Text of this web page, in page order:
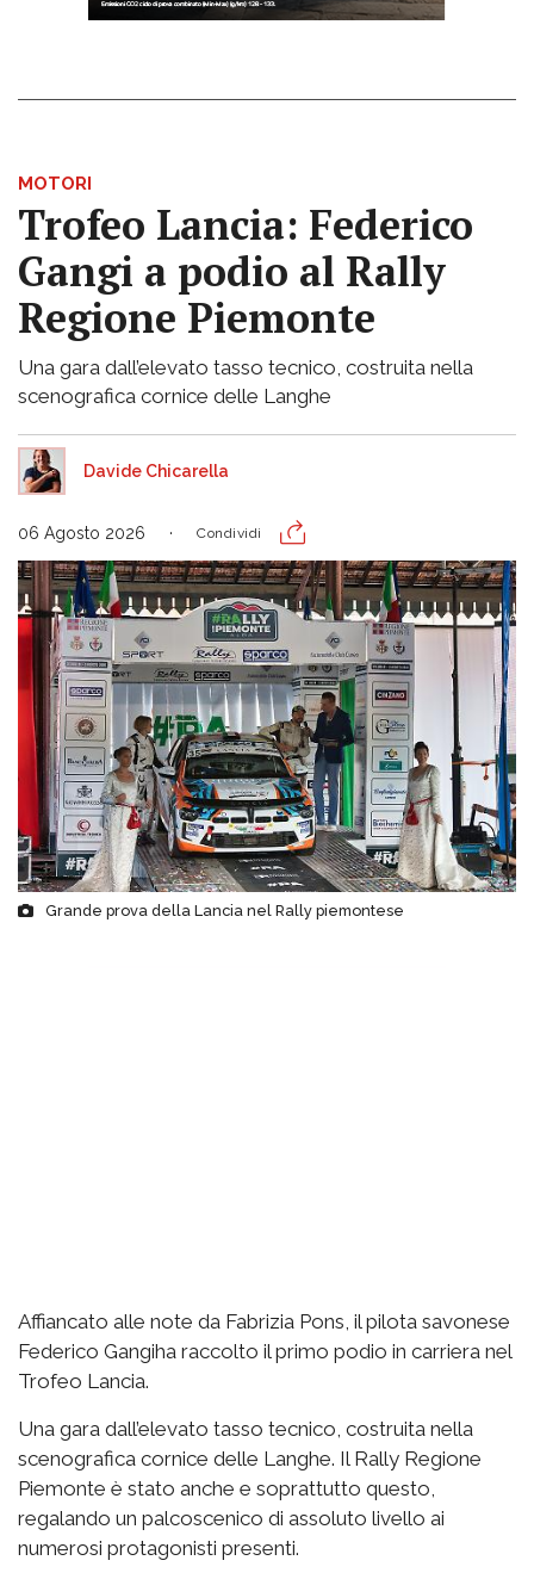
MOTORI
Trofeo Lancia: Federico
Gangi a podio al Rally
Regione Piemonte
Una gara dall’elevato tasso tecnico, costruita nella
scenografica cornice delle Langhe
Davide Chicarella
06 Agosto 2026 Condividi
Grande prova della Lancia nel Rally piemontese
Affiancato alle note da Fabrizia Pons, il pilota savonese
Federico Gangiha raccolto il primo podio in carriera nel
Trofeo Lancia.
Una gara dall’elevato tasso tecnico, costruita nella
scenografica cornice delle Langhe. Il Rally Regione
Piemonte è stato anche e soprattutto questo,
regalando un palcoscenico di assoluto livello ai
numerosi protagonisti presenti.